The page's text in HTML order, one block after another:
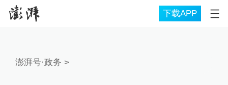
下载APP
澎湃号·政务 >